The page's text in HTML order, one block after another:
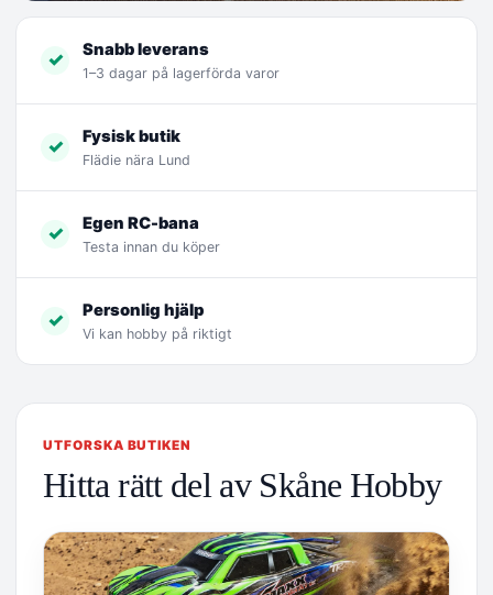
✓ Snabb leverans
1–3 dagar på lagerförda varor
✓ Fysisk butik
Flädie nära Lund
✓ Egen RC-bana
Testa innan du köper
✓ Personlig hjälp
Vi kan hobby på riktigt
UTFORSKA BUTIKEN
Hitta rätt del av Skåne Hobby